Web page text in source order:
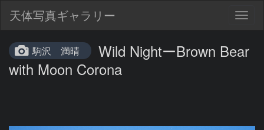
天体写真ギャラリー
駒沢 満晴
Wild NightーBrown Bear
with Moon Corona